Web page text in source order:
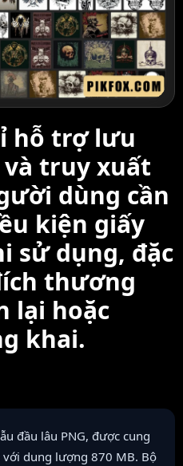
hỗ trợ lưu
truy xuất
dùng cần
kiện giấy
sử dụng, đặc
thương
lại hoặc
khai.
đầu lâu PNG, được cung
với dung lượng 870 MB. Bộ